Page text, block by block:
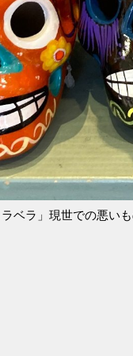
ベラ」現世での悪い